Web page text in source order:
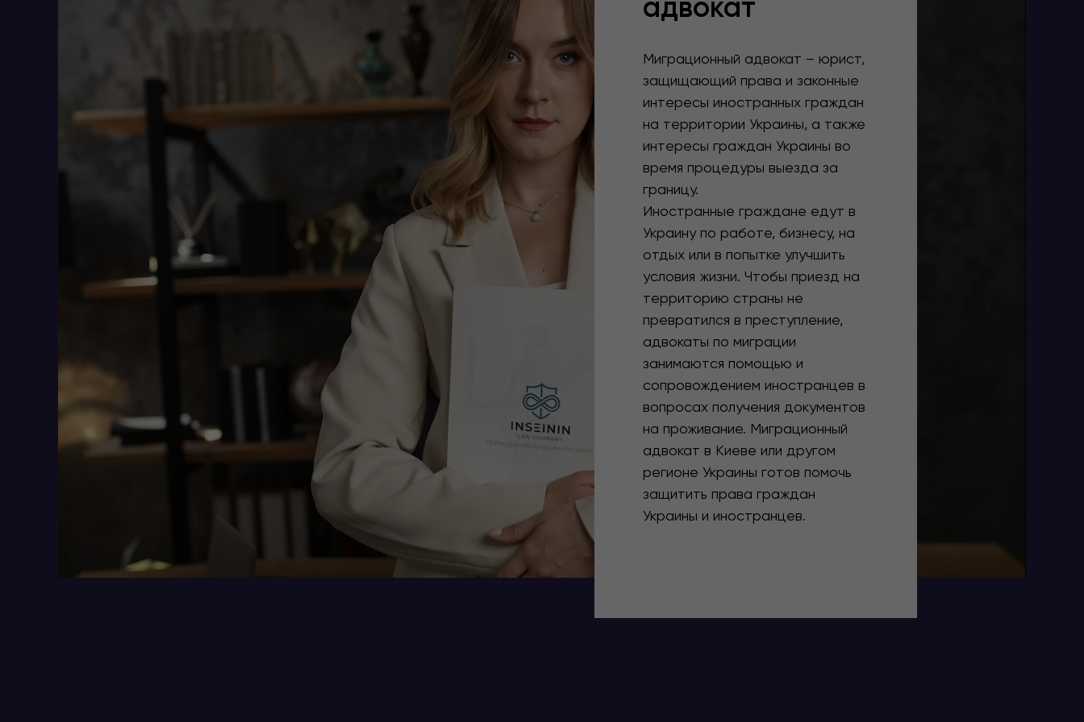
Миграционный адвокат – юрист,
защищающий права и законные
интересы иностранных граждан
на территории Украины, а также
интересы граждан Украины во
время процедуры выезда за
границу.
Иностранные граждане едут в
Украину по работе, бизнесу, на
отдых или в попытке улучшить
условия жизни. Чтобы приезд на
территорию страны не
превратился в преступление,
адвокаты по миграции
занимаются помощью и
сопровождением иностранцев в
вопросах получения документов
на проживание. Миграционный
адвокат в Киеве или другом
регионе Украины готов помочь
защитить права граждан
Украины и иностранцев.